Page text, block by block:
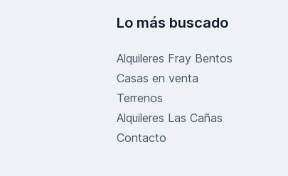
Lo más buscado
Alquileres Fray Bentos
Casas en venta
Terrenos
Alquileres Las Cañas
Contacto